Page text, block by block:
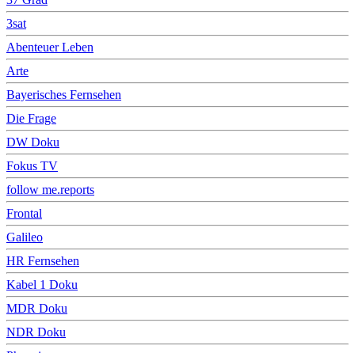
3sat
Abenteuer Leben
Arte
Bayerisches Fernsehen
Die Frage
DW Doku
Fokus TV
follow me.reports
Frontal
Galileo
HR Fernsehen
Kabel 1 Doku
MDR Doku
NDR Doku